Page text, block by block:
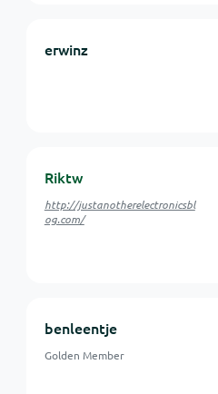
erwinz
Riktw
http://justanotherelectronicsbl
og.com/
benleentje
Golden Member